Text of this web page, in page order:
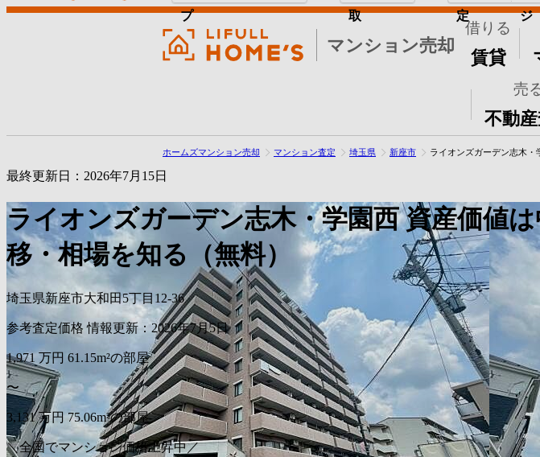
マンション売却
借りる
賃貸
売
不動
プ 取 定 ジ
ホームズマンション売却 マンション査定 埼玉県 新座市 ライオンズガーデン志木・
最終更新日：2026年7月15日
ライオンズガーデン志木・学園西 資産価値
移・相場を知る（無料）
埼玉県新座市大和田5丁目12-36
参考査定価格 情報更新：2026年7月5日
1,971 万円 61.15m²の部屋
〜
3,131 万円 75.06m²の部屋
＼全国でマンション価格上昇中／